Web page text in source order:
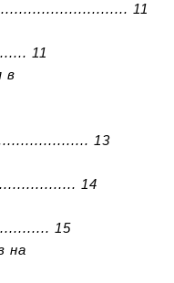
11
11
в
13
14
15
на